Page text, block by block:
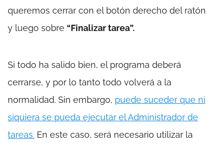
queremos cerrar con el botón derecho del ratón
y luego sobre “Finalizar tarea”.
Si todo ha salido bien, el programa deberá
cerrarse, y por lo tanto todo volverá a la
normalidad. Sin embargo, puede suceder que ni
siquiera se pueda ejecutar el Administrador de
tareas. En este caso, será necesario utilizar la